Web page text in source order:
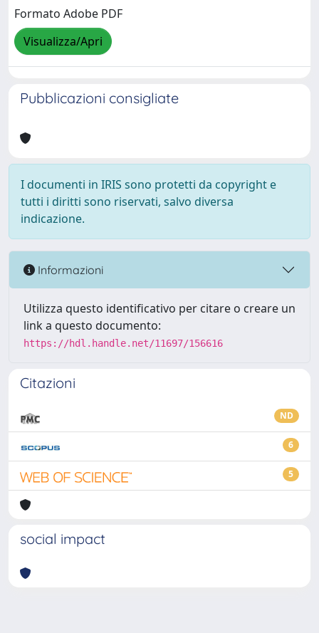
Formato Adobe PDF
Visualizza/Apri
Pubblicazioni consigliate
I documenti in IRIS sono protetti da copyright e
tutti i diritti sono riservati, salvo diversa
indicazione.
Informazioni
Utilizza questo identificativo per citare o creare un
link a questo documento:
https://hdl.handle.net/11697/156616
Citazioni
ND
6
5
social impact